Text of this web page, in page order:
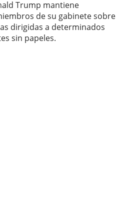
Trump mantiene
de su gabinete sobre
dirigidas a determinados
sin papeles.